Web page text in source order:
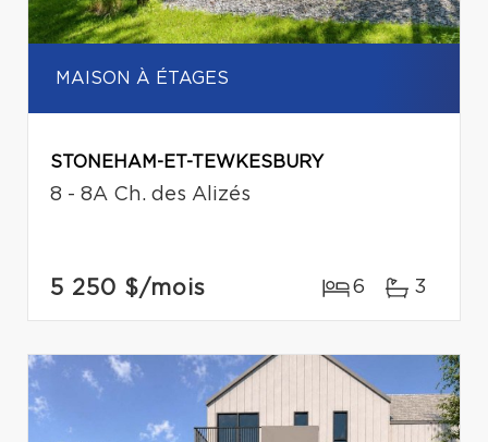
MAISON À ÉTAGES
STONEHAM-ET-TEWKESBURY
8 - 8A Ch. des Alizés
5 250 $/mois 6 3